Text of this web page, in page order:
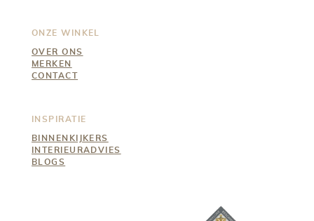
ONZE WINKEL
OVER ONS
MERKEN
CONTACT
INSPIRATIE
BINNENKIJKERS
INTERIEURADVIES
BLOGS